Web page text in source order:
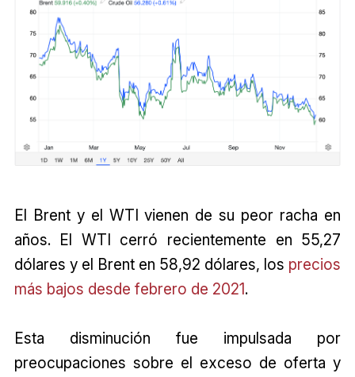
El Brent y el WTI vienen de su peor racha en
años. El WTI cerró recientemente en 55,27
dólares y el Brent en 58,92 dólares, los precios
más bajos desde febrero de 2021.
Esta disminución fue impulsada por
preocupaciones sobre el exceso de oferta y